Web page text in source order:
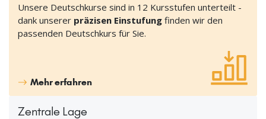
Unsere Deutschkurse sind in 12 Kursstufen unterteilt -
dank unserer präzisen Einstufung finden wir den
passenden Deutschkurs für Sie.
Mehr erfahren
Zentrale Lage